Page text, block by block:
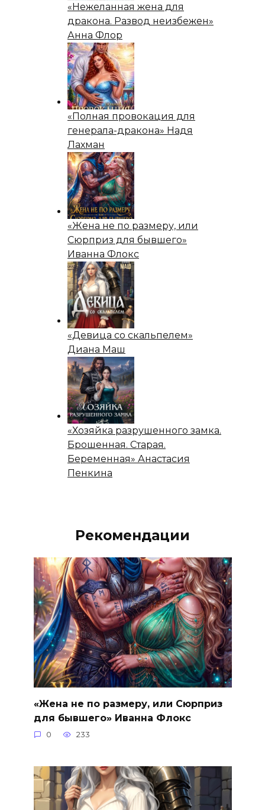
«Нежеланная жена для
дракона. Развод неизбежен»
Анна Флор
«Полная провокация для
генерала-дракона» Надя
Лахман
«Жена не по размеру, или
Сюрприз для бывшего»
Иванна Флокс
«Девица со скальпелем»
Диана Маш
«Хозяйка разрушенного замка.
Брошенная. Старая.
Беременная» Анастасия
Пенкина
Рекомендации
«Жена не по размеру, или Сюрприз
для бывшего» Иванна Флокс
0 233